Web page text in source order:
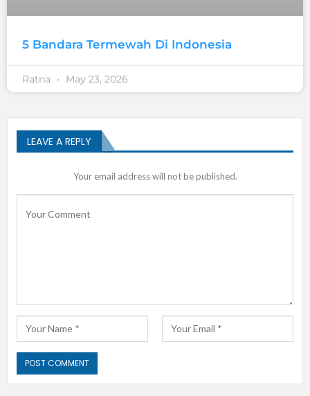
5 Bandara Termewah Di Indonesia
Ratna May 23, 2026
LEAVE A REPLY
Your email address will not be published.